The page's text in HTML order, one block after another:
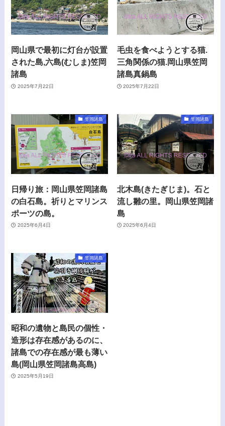
岡山県で最初に灯台が設置
された島,六島(むしま)笠岡
諸島
2025年7月22日
毛虫を食べようとする猫.
三角関係の猫.岡山県笠岡
諸島真鍋島
2025年7月22日
笠岡諸島
日帰り旅：岡山県笠岡諸島
の白石島。祈りとマリンス
ポーツの島。
2025年6月4日
笠岡諸島
北木島(きたぎじま)。石と
流し雛の里。岡山県笠岡諸
島
2025年6月4日
笠岡諸島
昭和の遺物と島民の個性・
造形は存在感があるのに、
諸島での存在感が最も薄い
島(岡山県笠岡諸島高島)
2025年5月19日